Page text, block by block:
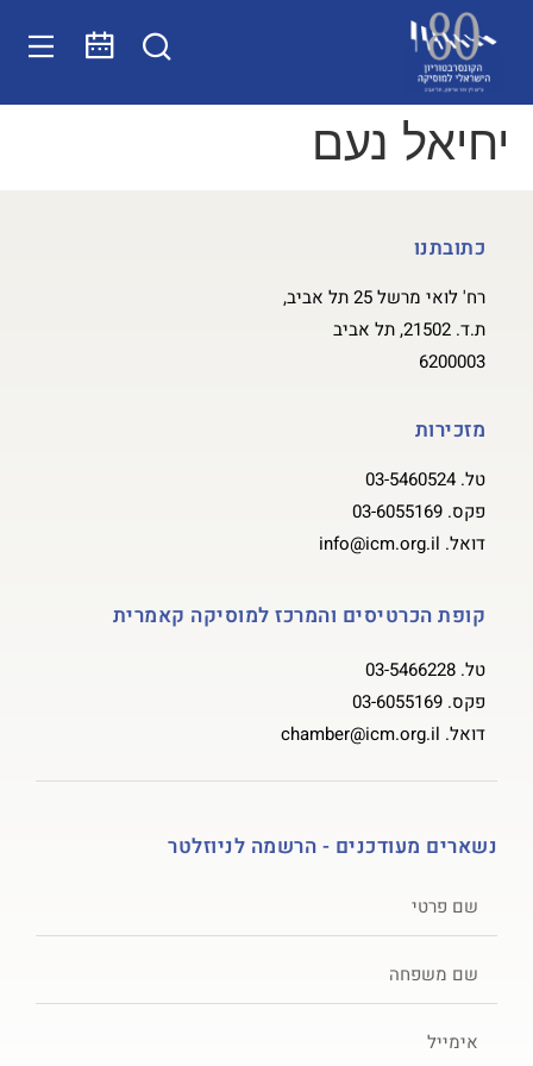
יחיאל נעם
כתובתנו
רח' לואי מרשל 25 תל אביב,
ת.ד. 21502, תל אביב
6200003
מזכירות
טל. 03-5460524
פקס. 03-6055169
דואל. info@icm.org.il
קופת הכרטיסים והמרכז למוסיקה קאמרית
טל. 03-5466228
פקס. 03-6055169
דואל. chamber@icm.org.il
נשארים מעודכנים - הרשמה לניוזלטר